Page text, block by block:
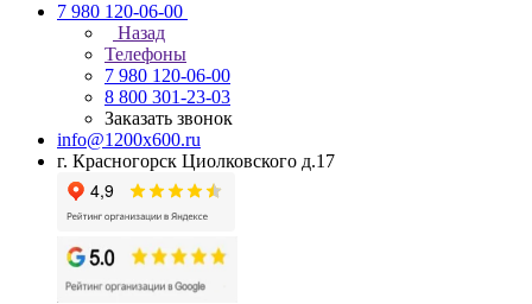
7 980 120-06-00
Назад
Телефоны
7 980 120-06-00
8 800 301-23-03
Заказать звонок
info@1200x600.ru
г. Красногорск Циолковского д.17